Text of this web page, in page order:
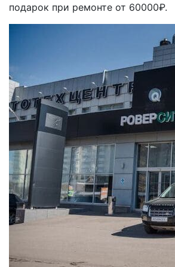
подарок при ремонте от 60000₽.